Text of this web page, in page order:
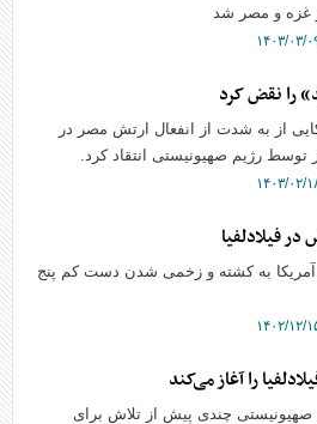
غزه و مصر شد
را نقض کرد
از به شدت از انفعال ارتش مصر در
رژیم صهیونیستی انتقاد کرد.
در فیلادلفیا
آمریکا به کشته و زخمی شدن دست کم پنج
را آغاز می‌کند
چندی پیش از تلاش برای